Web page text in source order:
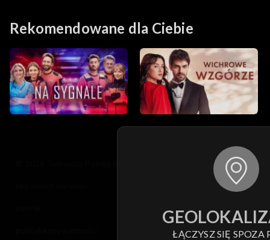
Rekomendowane dla Ciebie
ŁĄCZYSZ SIĘ SPOZA